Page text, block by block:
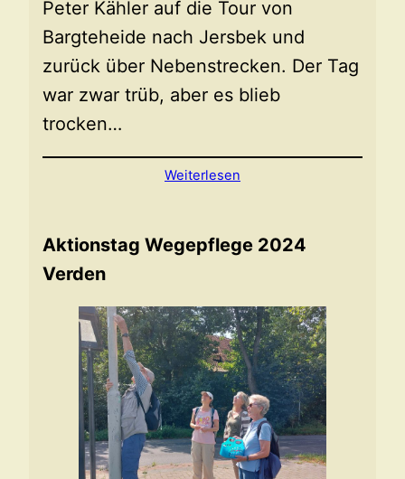
Peter Kähler auf die Tour von
Bargteheide nach Jersbek und
zurück über Nebenstrecken. Der Tag
war zwar trüb, aber es blieb
trocken…
Weiterlesen
Aktionstag Wegepflege 2024
Verden